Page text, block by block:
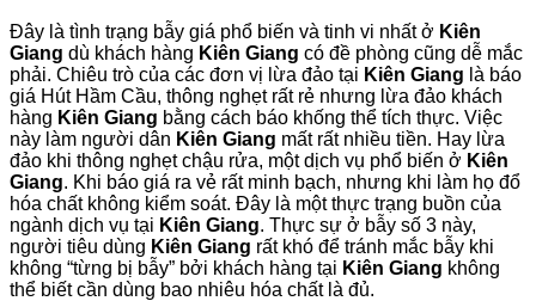
Đây là tình trạng bẫy giá phổ biến và tinh vi nhất ở Kiên
Giang dù khách hàng Kiên Giang có đề phòng cũng dễ mắc
phải. Chiêu trò của các đơn vị lừa đảo tại Kiên Giang là báo
giá Hút Hầm Cầu, thông nghẹt rất rẻ nhưng lừa đảo khách
hàng Kiên Giang bằng cách báo khống thể tích thực. Việc
này làm người dân Kiên Giang mất rất nhiều tiền. Hay lừa
đảo khi thông nghẹt chậu rửa, một dịch vụ phổ biến ở Kiên
Giang. Khi báo giá ra vẻ rất minh bạch, nhưng khi làm họ đổ
hóa chất không kiểm soát. Đây là một thực trạng buồn của
ngành dịch vụ tại Kiên Giang. Thực sự ở bẫy số 3 này,
người tiêu dùng Kiên Giang rất khó để tránh mắc bẫy khi
không “từng bị bẫy” bởi khách hàng tại Kiên Giang không
thể biết cần dùng bao nhiêu hóa chất là đủ.